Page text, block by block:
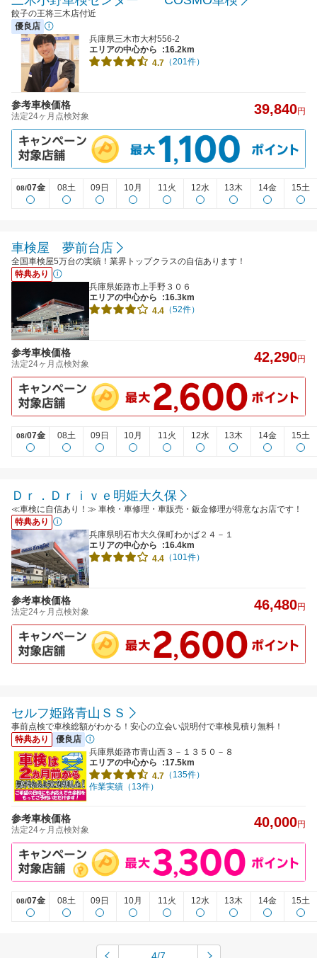
餃子の王将三木店付近
優良店
兵庫県三木市大村556-2
エリアの中心から
:16.2km
4.7 （201件）
参考車検価格
法定24ヶ月点検対象 39,840円
08/07金 08土 09日 10月 11火 12水 13木 14金 15土
車検屋 夢前台店
全国車検屋5万台の実績！業界トップクラスの自信あります！
特典あり
兵庫県姫路市上手野３０６
エリアの中心から
:16.3km
4.4 （52件）
参考車検価格
法定24ヶ月点検対象 42,290円
08/07金 08土 09日 10月 11火 12水 13木 14金 15土
Ｄｒ．Ｄｒｉｖｅ明姫大久保
≪車検に自信あり！≫ 車検・車修理・車販売・鈑金修理が得意なお店です！
特典あり
兵庫県明石市大久保町わかば２４－１
エリアの中心から
:16.4km
4.4 （101件）
参考車検価格
法定24ヶ月点検対象 46,480円
セルフ姫路青山ＳＳ
事前点検で車検総額がわかる！安心の立会い説明付で車検見積り無料！
特典あり
優良店
兵庫県姫路市青山西３－１３５０－８
エリアの中心から
:17.5km
4.7 （135件）
作業実績（13件）
参考車検価格
法定24ヶ月点検対象 40,000円
08/07金 08土 09日 10月 11火 12水 13木 14金 15土
4/7